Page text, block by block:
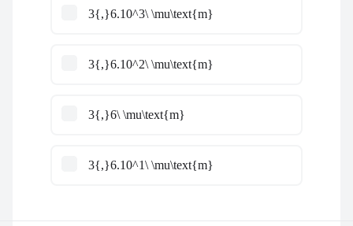
3{,}6.10^3\ \mu\text{m}
3{,}6.10^2\ \mu\text{m}
3{,}6\ \mu\text{m}
3{,}6.10^1\ \mu\text{m}